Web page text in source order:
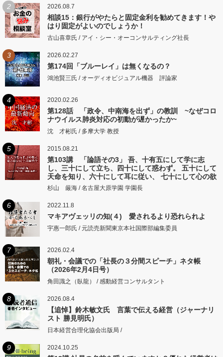
2 2026.08.7
相談15：銀行がやたらと固定金利を勧めてきます！や
はり固定がよいのでしょうか！
古山喜章氏 / アイ・シー・オーコンサルティング社長
3 2026.02.27
第174回「ブルーレイ」は無くなるの？
鴻池賢三氏 / オーディオビジュアル機器 評論家
4 2020.02.26
第128話 「政令、中南海を出ず」の教訓 ~なぜコロ
ナウイルス肺炎対応の初動が遅かったか~
沈 才彬氏 / 多摩大学 教授
5 2015.08.21
第103講 「論語その3」 吾、十有五にして学に志
し、三十にして立ち、四十にして惑わず。 五十にして
天命を知り、六十にして耳に従い、 七十にして心の欲
するところに従いて矩をこえず。
杉山 厳海 / 名古屋大原学園 学園長
6 2022.11.8
マキアヴェッリの知(４) 愛されるより恐れられよ
宇惠一郎氏 / 元読売新聞東京本社国際部編集委員
7 2026.02.4
朝礼・会議での「社長の３分間スピーチ」ネタ帳
（2026年2月4日号）
角田識之（臥龍） / 感動経営コンサルタント
8 2026.08.4
【追悼】鈴木敏文氏 言葉で伝える経営（ジャーナリ
スト 勝見明氏）
日本経営合理化協会出版局 /
9 2024.10.25